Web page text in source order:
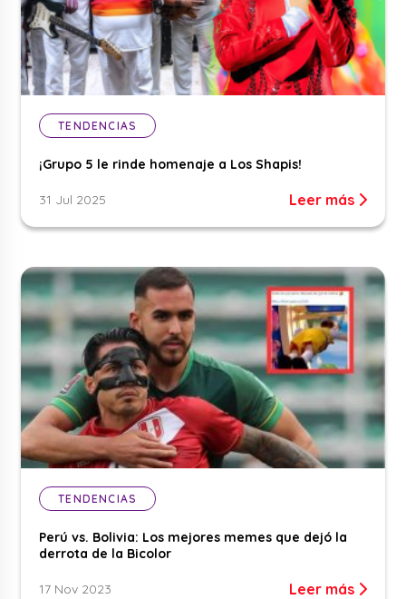
TENDENCIAS
¡Grupo 5 le rinde homenaje a Los Shapis!
31 Jul 2025 Leer más
TENDENCIAS
Perú vs. Bolivia: Los mejores memes que dejó la
derrota de la Bicolor
17 Nov 2023 Leer más